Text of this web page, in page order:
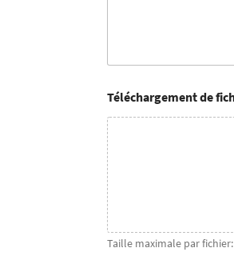
Téléchargement de
Taille maximale par